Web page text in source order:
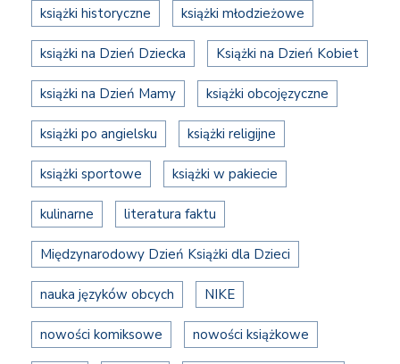
książki historyczne książki młodzieżowe
książki na Dzień Dziecka Książki na Dzień Kobiet
książki na Dzień Mamy książki obcojęzyczne
książki po angielsku książki religijne
książki sportowe książki w pakiecie
kulinarne literatura faktu
Międzynarodowy Dzień Książki dla Dzieci
nauka języków obcych NIKE
nowości komiksowe nowości książkowe